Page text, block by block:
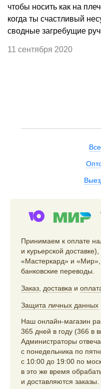
чтобы носить как на
когда ты счастливый
сводные загребущие
11 сентября 2020
Принимаем к оплате
и курьерской
«Мастеркард» и
банковские переводы.
Заказ доставка и
Защита личных данных
Наш онлайн-магазин
365 дней в году (366 в
Администраторы
с понедельника по
с 10:00 до 19:00 по
в это же время
и доставляются заказы.